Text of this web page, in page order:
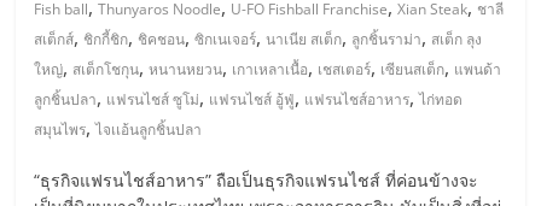
ไทย,
SMEs,
แฟ
Fish ball,Thunyaros Noodle, U-FO Fishball Franchise,Xian Steak, ชาลี
สเต็กส์, ชิกกี้ชิก, ชิคชอน,ซิกเนเจอร์,นาเนีย สเต็ก, ลูกชิ้นราม่า, สเต็ก ลุง
ใหญ่, สเต็กโชกุน,หนานหยวน, เกาเหลาเนื้อ, เชสเตอร์, เซียนสเต็ก, แพนด้า
ลูกชิ้นปลา, แฟรนไชส์ ซูโม่, แฟรนไชส์ อู้ฟู่, แฟรนไชส์อาหาร,ไก่ทอด
สมุนไพร,ไจเเอ้นลูกชิ้นปลา
“ธุรกิจแฟรนไชส์อาหาร” ถือเป็นธุรกิจแฟรนไชส์ ที่ค่อนข้างจะ